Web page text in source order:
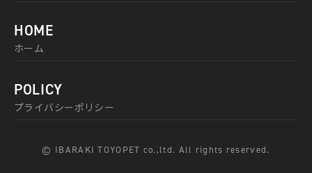
HOME
ホーム
POLICY
プライバシーポリシー
© IBARAKI TOYOPET co.,ltd. All rights reserved.